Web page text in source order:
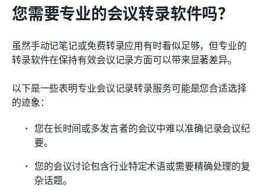
您需要专业的会议转录软件吗？
虽然手动记笔记或免费转录应用有时看似足够，但专业的
转录软件在保持有效会议记录方面可以带来显著差异。
以下是一些表明专业会议记录转录服务可能是您合适选择
的迹象：
您在长时间或多发言者的会议中难以准确记录会议纪
要。
您的会议讨论包含行业特定术语或需要精确处理的复
杂话题。